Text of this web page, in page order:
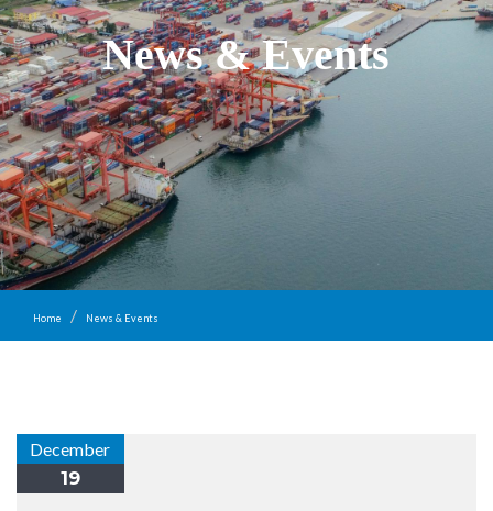
News & Events
Home News & Events
December
19